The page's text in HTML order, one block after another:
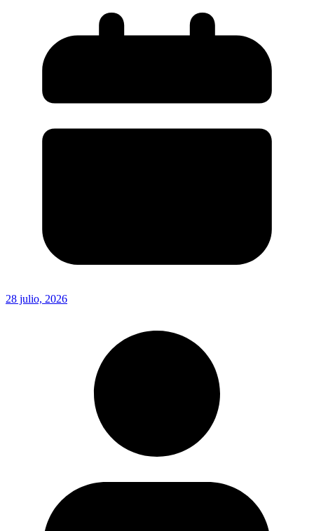
28 julio, 2026